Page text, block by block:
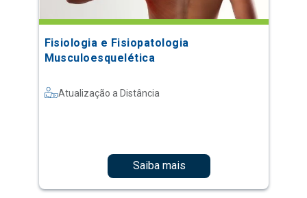
Fisiologia e Fisiopatologia
Musculoesquelética
Atualização a Distância
Saiba mais